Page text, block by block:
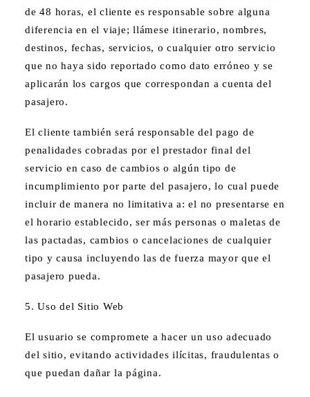
de 48 horas, el cliente es responsable sobre alguna
diferencia en el viaje; llámese itinerario, nombres,
destinos, fechas, servicios, o cualquier otro servicio
que no haya sido reportado como dato erróneo y se
aplicarán los cargos que correspondan a cuenta del
pasajero.
El cliente también será responsable del pago de
penalidades cobradas por el prestador final del
servicio en caso de cambios o algún tipo de
incumplimiento por parte del pasajero, lo cual puede
incluir de manera no limitativa a: el no presentarse en
el horario establecido, ser más personas o maletas de
las pactadas, cambios o cancelaciones de cualquier
tipo y causa incluyendo las de fuerza mayor que el
pasajero pueda.
5. Uso del Sitio Web
El usuario se compromete a hacer un uso adecuado
del sitio, evitando actividades ilícitas, fraudulentas o
que puedan dañar la página.